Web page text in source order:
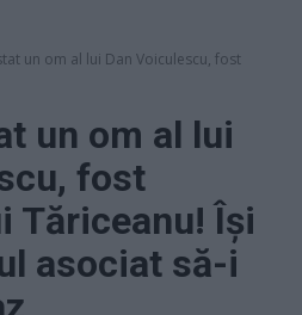
un om al lui Dan Voiculescu, fost
un om al lui
fost
Tăriceanu! Își
asociat să-i